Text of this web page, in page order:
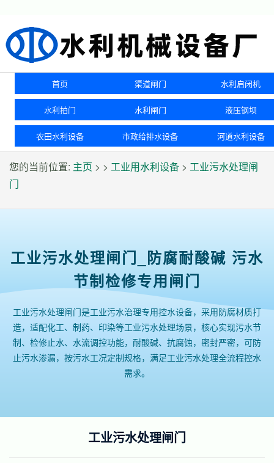
首页 渠道闸门 水利启闭机
水利拍门 水利闸门 液压钢坝
农田水利设备 市政给排水设备 河道水利设备
您的当前位置: 主页 > > 工业用水利设备 > 工业污水处理闸
门
工业污水处理闸门_防腐耐酸碱 污水
节制检修专用闸门
工业污水处理闸门是工业污水治理专用控水设备，采用防腐材质打
造，适配化工、制药、印染等工业污水处理场景，核心实现污水节
制、检修止水、水流调控功能，耐酸碱、抗腐蚀，密封严密，可防
止污水渗漏，按污水工况定制规格，满足工业污水处理全流程控水
需求。
工业污水处理闸门